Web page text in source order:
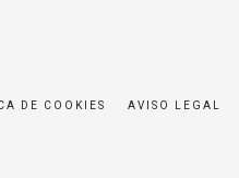
DE COOKIES
AVISO LEGAL